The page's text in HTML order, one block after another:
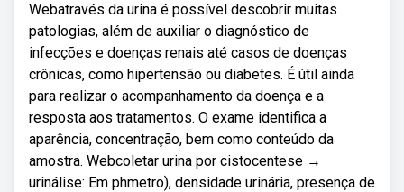
Webatravés da urina é possível descobrir muitas
patologias, além de auxiliar o diagnóstico de
infecções e doenças renais até casos de doenças
crônicas, como hipertensão ou diabetes. É útil ainda
para realizar o acompanhamento da doença e a
resposta aos tratamentos. O exame identifica a
aparência, concentração, bem como conteúdo da
amostra. Webcoletar urina por cistocentese →
urinálise: Em phmetro), densidade urinária, presença de